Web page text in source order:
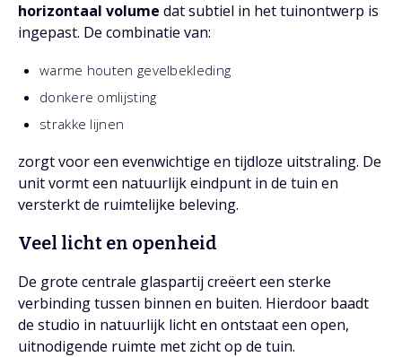
horizontaal volume dat subtiel in het tuinontwerp is
ingepast. De combinatie van:
warme houten gevelbekleding
donkere omlijsting
strakke lijnen
zorgt voor een evenwichtige en tijdloze uitstraling. De
unit vormt een natuurlijk eindpunt in de tuin en
versterkt de ruimtelijke beleving.
Veel licht en openheid
De grote centrale glaspartij creëert een sterke
verbinding tussen binnen en buiten. Hierdoor baadt
de studio in natuurlijk licht en ontstaat een open,
uitnodigende ruimte met zicht op de tuin.